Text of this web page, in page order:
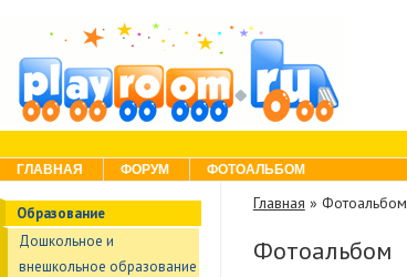
Menu
Skip to content
ГЛАВНАЯ ФОРУМ ФОТОАЛЬБОМ
Образование
Дошкольное и
внешкольное образование
Главная » Фотоальбом
Фотоальбом